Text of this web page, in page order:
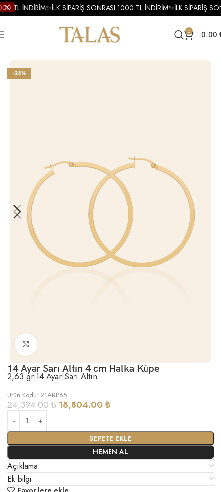
0 0.00
Altın Küpe Altın Halka Küpe
-23%
Büyütmek için tıklayın
14 Ayar Sarı Altın 4 cm Halka Küpe
2,63 gr|14 Ayar|Sarı Altın
Ürün Kodu: 21ARP65
24,394.00₺ 18,804.00 ₺
SEPETE EKLE
HEMEN AL
Açıklama
Ek bilgi
Favorilere ekle
TL İNDİRİM✨İLK SİPARİŞ SONRASI 1000 TL İNDİRİM✨İLK SİPARİŞ